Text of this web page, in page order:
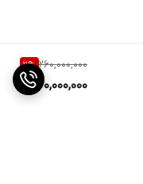
260,000,000
11%
230,000,000